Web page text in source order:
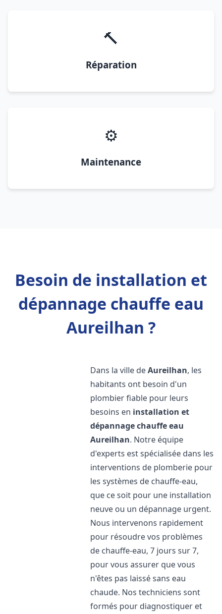
🔨
Réparation
⚙️
Maintenance
Besoin de installation et
dépannage chauffe eau
Aureilhan ?
Dans la ville deAureilhan, les
habitants ont besoin d'un
plombier fiable pour leurs
besoins en installation et
dépannage chauffe eau
Aureilhan. Notre équipe
d'experts est spécialisée dans les
interventions de plomberie pour
les systèmes de chauffe-eau,
que ce soit pour une installation
neuve ou un dépannage urgent.
Nous intervenons rapidement
pour résoudre vos problèmes
de chauffe-eau, 7 jours sur 7,
pour vous assurer que vous
n'êtes pas laissé sans eau
chaude. Nos techniciens sont
formés pour diagnostiquer et